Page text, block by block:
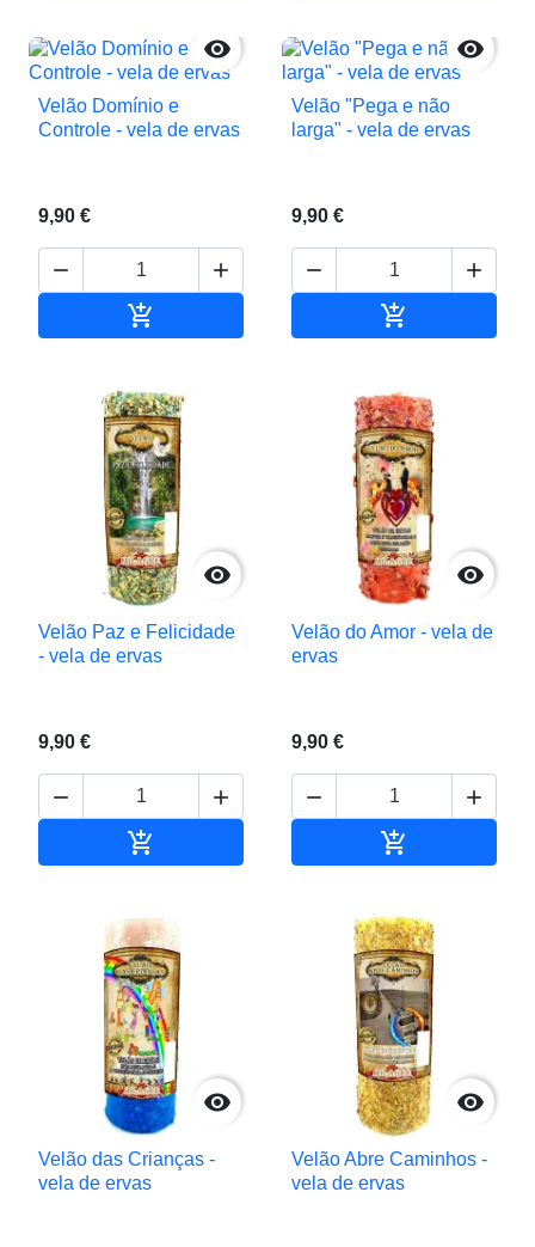

Velão Domínio e
Controle - vela de ervas
9,90 €
 


Velão "Pega e não
larga" - vela de ervas
9,90 €
 


Velão Paz e Felicidade
- vela de ervas
9,90 €
 


Velão do Amor - vela de
ervas
9,90 €
 


Velão das Crianças -
vela de ervas

Velão Abre Caminhos -
vela de ervas